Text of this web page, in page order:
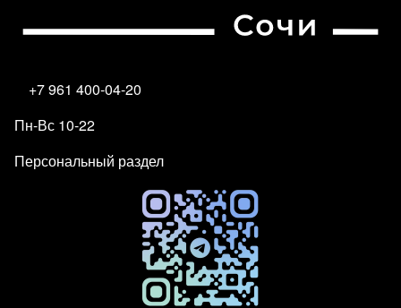
+7 961 400-04-20
Пн-Вс 10-22
Персональный раздел